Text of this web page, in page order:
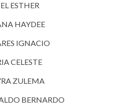
ESTHER
HAYDEE
IGNACIO
CELESTE
ZULEMA
BERNARDO